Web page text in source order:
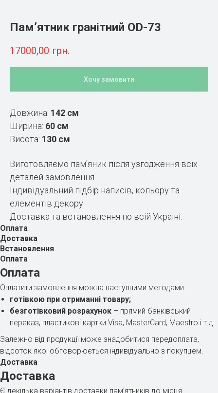
Пам’ятник гранітний OD-73
17000,00 грн.
Хочу замовити
Довжина: 142 см
Ширина: 60 см
Висота: 130 см
Виготовляємо пам'яник після узгодження всіх
деталей замовлення.
Індивідуальний підбір написів, кольору та
елементів декору.
Доставка та встановлення по всій Україні.
Оплата
Доставка
Встановлення
Оплата
Оплата
Оплатити замовлення можна наступними методами:
готівкою при отриманні товару;
безготівковий розрахунок – прямий банківський
переказ, пластикові картки Visa, MasterCard, Maestro і т.д.
Залежно від продукції може знадобитися передоплата,
відсоток якої обговорюється індивідуально з покупцем.
Доставка
Доставка
Є декілька варіантів доставки пам’ятників до місця